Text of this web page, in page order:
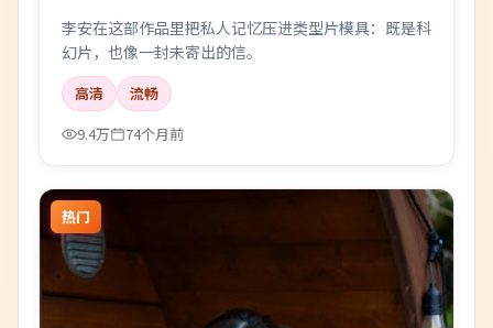
李安在这部作品里把私人记忆压进类型片模具：既是科
幻片，也像一封未寄出的信。
高清
流畅
9.4万
74个月前
热门